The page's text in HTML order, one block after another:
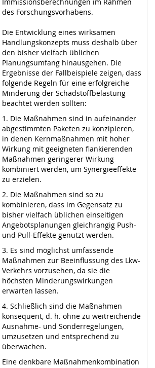
des Forschungsvorhabens.
Die Entwicklung eines wirksamen
Handlungskonzepts muss deshalb über
den bisher vielfach üblichen
Planungsumfang hinausgehen. Die
Ergebnisse der Fallbeispiele zeigen, dass
folgende Regeln für eine erfolgreiche
Minderung der Schadstoffbelastung
beachtet werden sollten:
1. Die Maßnahmen sind in aufeinander
abgestimmten Paketen zu konzipieren,
in denen Kernmaßnahmen mit hoher
Wirkung mit geeigneten flankierenden
Maßnahmen geringerer Wirkung
kombiniert werden, um Synergieeffekte
zu erzielen.
2. Die Maßnahmen sind so zu
kombinieren, dass im Gegensatz zu
bisher vielfach üblichen einseitigen
Angebotsplanungen gleichrangig Push-
und Pull-Effekte genutzt werden.
3. Es sind möglichst umfassende
Maßnahmen zur Beeinflussung des Lkw-
Verkehrs vorzusehen, da sie die
höchsten Minderungswirkungen
erwarten lassen.
4. Schließlich sind die Maßnahmen
konsequent, d. h. ohne zu weitreichende
Ausnahme- und Sonderregelungen,
umzusetzen und entsprechend zu
überwachen.
Eine denkbare Maßnahmenkombination